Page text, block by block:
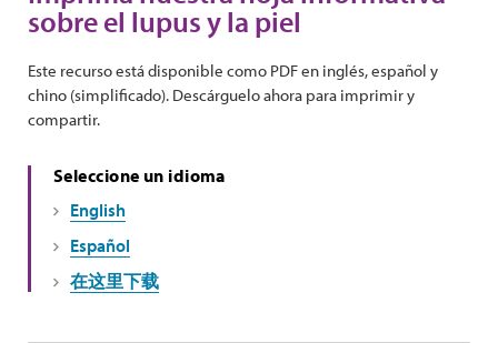
sobre el lupus y la piel
Este recurso está disponible como PDF en inglés, español y
chino (simplificado). Descárguelo ahora para imprimir y
compartir.
Seleccione un idioma
English
Español
在这里下载